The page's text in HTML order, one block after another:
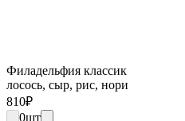
Филадельфия классик
лосось, сыр, рис, нори
810₽
0шт